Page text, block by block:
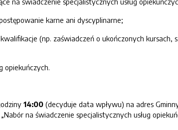
karne ani dyscyplinarne;
(np. zaświadczeń o ukończonych kursach,
opiekuńczych.
14:00 (decyduje data wpływu) na adres
na świadczenie specjalistycznych usług